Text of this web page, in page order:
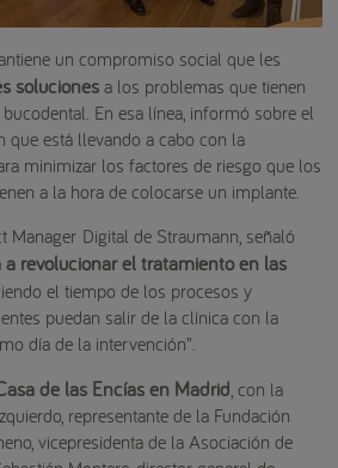
un compromiso social que les
solucionesa los problemas que tienen
En esa línea, informó sobre el
que está llevando a cabo con la
minimizar los factores de riesgo que los
a la hora de colocarse un implante.
Manager Digital de Straumann, señaló
a revolucionar el tratamiento en las
el tiempo de los procesos y
puedan salir de la clínica con la
día de la intervención”.
de las Encías en Madrid , con la
representante de la Fundación
vicepresidenta de la Asociación de